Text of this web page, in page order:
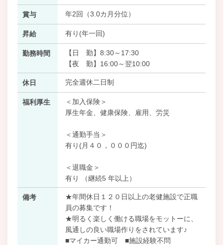
賞与 年2回（3.0カ月分位）
昇給 有り(年一回)
勤務時間
【日 勤】8:30～17:30
【夜 勤】16:00～翌10:00
休日 完全週休二日制
福利厚生
＜加入保険＞
厚生年金、健康保険、雇用、労災
＜通勤手当＞
有り(月４０，０００円迄)
＜退職金＞
有り （継続5 年以上）
備考
★年間休日１２０日以上の老健施設で正職
員の募集です！
★明るく楽しく働ける職場をモットーに、
風通しの良い職場作りをされています♪
■マイカー通勤可 ■施設経験不問